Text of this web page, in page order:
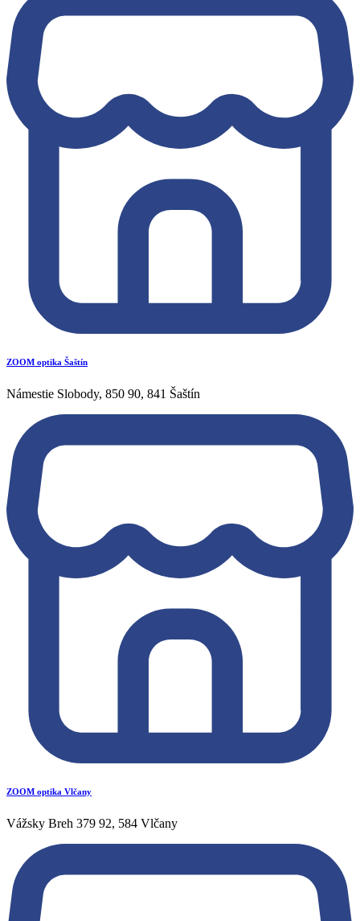
ZOOM optika Šaštín
Námestie Slobody, 850 90, 841 Šaštín
ZOOM optika Vlčany
Vážsky Breh 379 92, 584 Vlčany